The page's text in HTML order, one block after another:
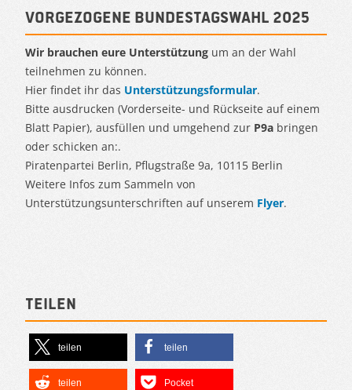
Vorgezogene Bundestagswahl 2025
Wir brauchen eure Unterstützung um an der Wahl
teilnehmen zu können.
Hier findet ihr das Unterstützungsformular.
Bitte ausdrucken (Vorderseite- und Rückseite auf einem
Blatt Papier), ausfüllen und umgehend zur P9a bringen
oder schicken an:.
Piratenpartei Berlin, Pflugstraße 9a, 10115 Berlin
Weitere Infos zum Sammeln von
Unterstützungsunterschriften auf unserem Flyer.
Teilen
teilen teilen
teilen Pocket